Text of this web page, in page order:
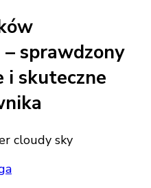
– sprawdzony
i skuteczne